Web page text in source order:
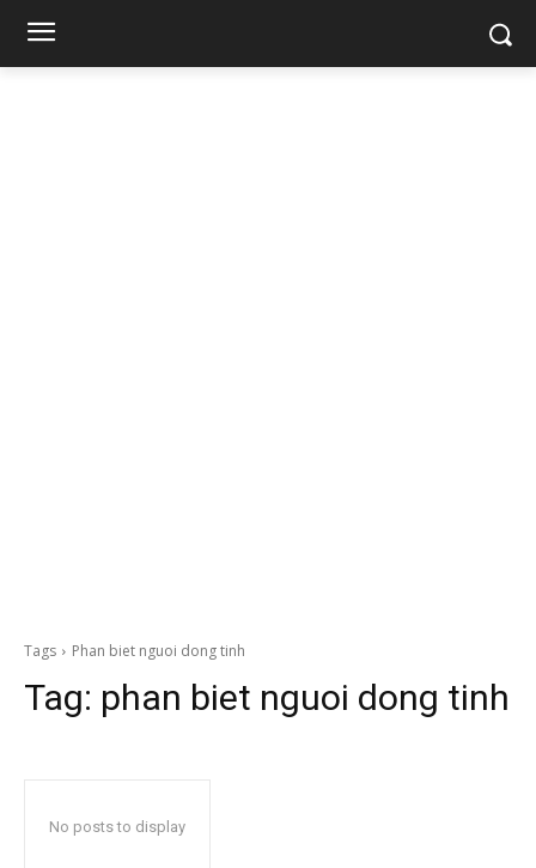
Tags Phan biet nguoi dong tinh
Tag: phan biet nguoi dong tinh
No posts to display